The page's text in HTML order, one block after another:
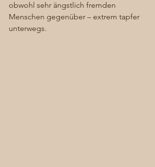
obwohl sehr ängstlich fremden
Menschen gegenüber – extrem tapfer
unterwegs.